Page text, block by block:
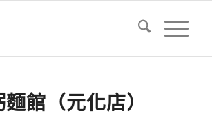
館（元化店）